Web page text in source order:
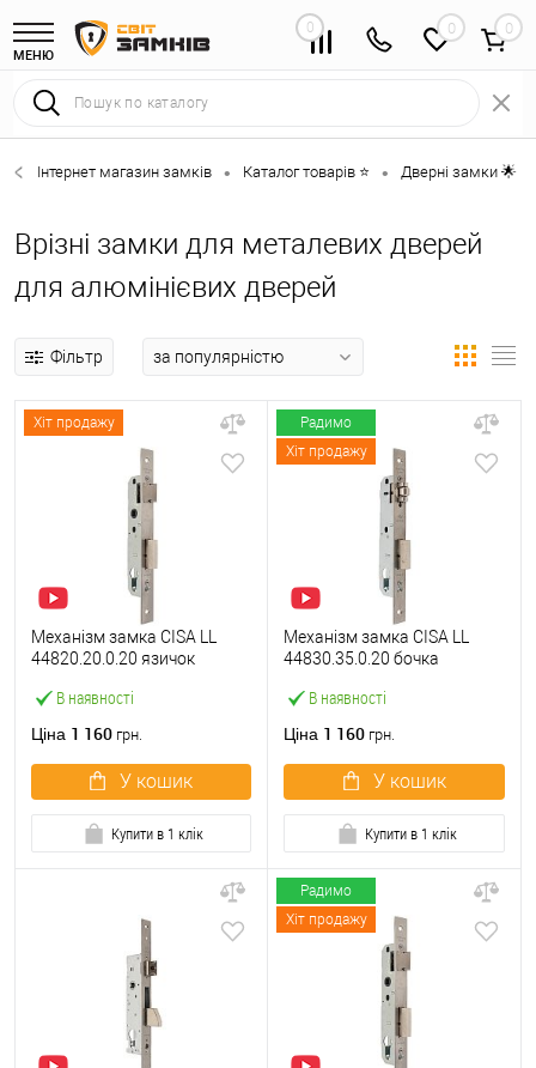
МЕНЮ
0 0
Інтернет магазин замків • Каталог товарів ⭐ • Дверні замки 🌟
Врізні замки для металевих дверей
для алюмінієвих дверей
Фільтр
Хіт продажу
В наявності
Механізм замка CISA LL
44820.20.0.20 язичок
нержавіюча сталь
Ціна 1 160 грн.
У кошик
Купити в 1 клік
Радимо
Хіт продажу
В наявності
Механізм замка CISA LL
44830.35.0.20 бочка
нержавіюча сталь
Ціна 1 160 грн.
У кошик
Купити в 1 клік
Радимо
Хіт продажу